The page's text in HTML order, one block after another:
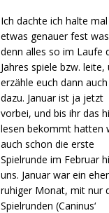
Ich dachte ich halte mal
etwas genauer fest
denn alles so im Laufe
Jahres spiele bzw. leite,
erzähle euch dann
dazu. Januar ist ja jetzt
vorbei, und bis ihr das
lesen bekommt hatten
auch schon die erste
Spielrunde im Februar
uns. Januar war ein eher
ruhiger Monat, mit nur
Spielrunden (Caninus‘